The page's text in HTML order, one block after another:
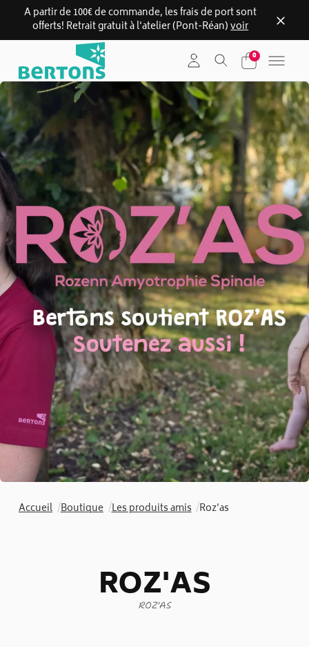
A partir de 100€ de commande, les frais de port sont
offerts! Retrait gratuit à l'atelier (Pont-Réan)voir
content
0
Slideshow Catégorie Bertons
Accueil /Boutique /Les produits amis /Roz'as
ROZ'AS
ROZ'AS